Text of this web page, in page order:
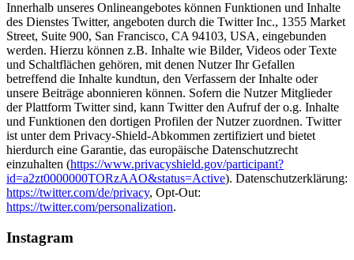
Innerhalb unseres Onlineangebotes können Funktionen und Inhalte
des Dienstes Twitter, angeboten durch die Twitter Inc., 1355 Market
Street, Suite 900, San Francisco, CA 94103, USA, eingebunden
werden. Hierzu können z.B. Inhalte wie Bilder, Videos oder Texte
und Schaltflächen gehören, mit denen Nutzer Ihr Gefallen
betreffend die Inhalte kundtun, den Verfassern der Inhalte oder
unsere Beiträge abonnieren können. Sofern die Nutzer Mitglieder
der Plattform Twitter sind, kann Twitter den Aufruf der o.g. Inhalte
und Funktionen den dortigen Profilen der Nutzer zuordnen. Twitter
ist unter dem Privacy-Shield-Abkommen zertifiziert und bietet
hierdurch eine Garantie, das europäische Datenschutzrecht
einzuhalten (https://www.privacyshield.gov/participant?
id=a2zt0000000TORzAAO&status=Active). Datenschutzerklärung:
https://twitter.com/de/privacy, Opt-Out:
https://twitter.com/personalization.
Instagram